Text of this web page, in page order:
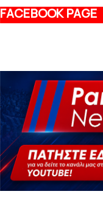
FACEBOOK PAGE